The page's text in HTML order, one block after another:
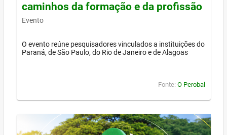
caminhos da formação e da profissão
Evento
O evento reúne pesquisadores vinculados a instituições do
Paraná, de São Paulo, do Rio de Janeiro e de Alagoas
Fonte: O Perobal